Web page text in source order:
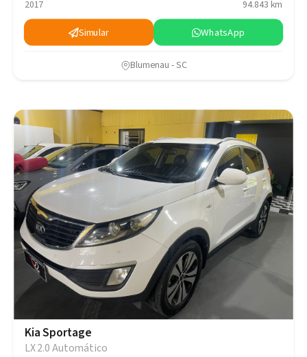
2017 94.843 km
Simular WhatsApp
Blumenau - SC
Kia Sportage
LX 2.0 Automático